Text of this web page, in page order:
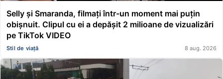
Selly și Smaranda, filmați într-un moment mai puțin
obișnuit. Clipul cu ei a depășit 2 milioane de vizualizări
pe TikTok VIDEO
Stil de viață 8 aug. 2026